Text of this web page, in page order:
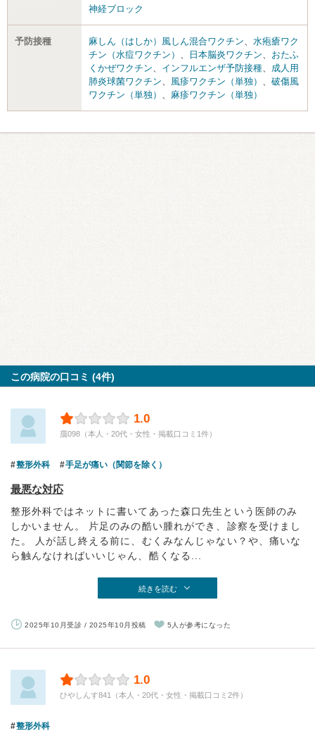
神経ブロック
予防接種 麻しん（はしか）風しん混合ワクチン
水疱瘡ワク
チン（水痘ワクチン）
日本脳炎ワクチン
おたふ
くかぜワクチン
インフルエンザ予防接種
成人用
肺炎球菌ワクチン
風疹ワクチン（単独）
破傷風
ワクチン（単独）
麻疹ワクチン（単独）
この病院の口コミ (4件)
1.0
靄098（本人・20代・女性・掲載口コミ1件）
整形外科 手足が痛い（関節を除く）
最悪な対応
整形外科ではネットに書いてあった森口先生という医師のみ
しかいません。 片足のみの酷い腫れができ、診察を受けまし
た。 人が話し終える前に、むくみなんじゃない？や、痛いな
ら触んなければいいじゃん、酷くなる...
続きを読む
2025年10月受診 / 2025年10月投稿 5人が参考になった
1.0
ひやしんす841（本人・20代・女性・掲載口コミ2件）
整形外科